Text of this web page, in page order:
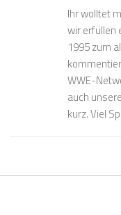
Ihr wolltet
wir erfüllen
1995 zum
WWE-
auch
kurz. Viel